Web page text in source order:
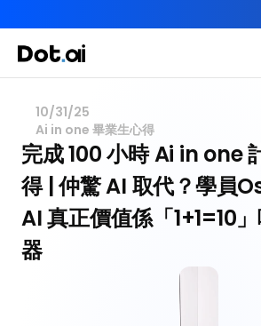
10/31/25
Ai in one 畢業生心得
完成 100 小時 Ai in one
得 | 仲驚 AI 取代？學員
AI 真正價值係「1+1=10
器
Dot.AI
全港最貼地AI課程
三大恆常課程 主題課程
實用課
我們有三大